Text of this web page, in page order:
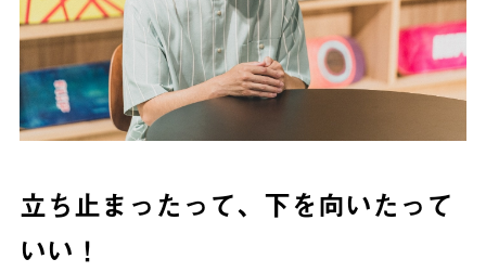
JP EN
立ち止まったって、下を向いたって
いい！